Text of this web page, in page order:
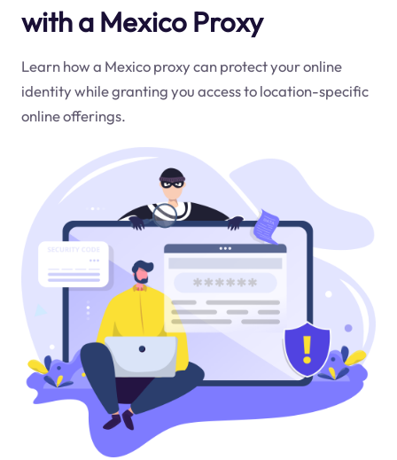
with a Mexico Proxy
Learn how a Mexico proxy can protect your online
identity while granting you access to location-specific
online offerings.